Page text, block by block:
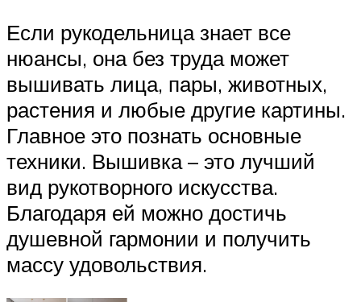
Если рукодельница знает все
нюансы, она без труда может
вышивать лица, пары, животных,
растения и любые другие картины.
Главное это познать основные
техники. Вышивка – это лучший
вид рукотворного искусства.
Благодаря ей можно достичь
душевной гармонии и получить
массу удовольствия.